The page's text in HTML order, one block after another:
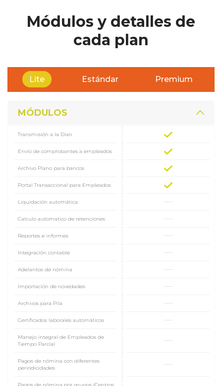
Módulos y detalles de
cada plan
Lite Estándar Premium
MÓDULOS
Transmisión a la Dian
Envío de comprobantes a empleados
Archivo Plano para bancos
Portal Transaccional para Empleados
Liquidación automática
Calculo automatico de retenciones
Reportes e informes
Integración contable
Adelantos de nómina
Importación de novedades
Archivos para Pila
Certificados laborales automáticos
Manejo integral de Empleados de
Tiempo Parcial
Pagos de nómina con diferentes
periodicidades